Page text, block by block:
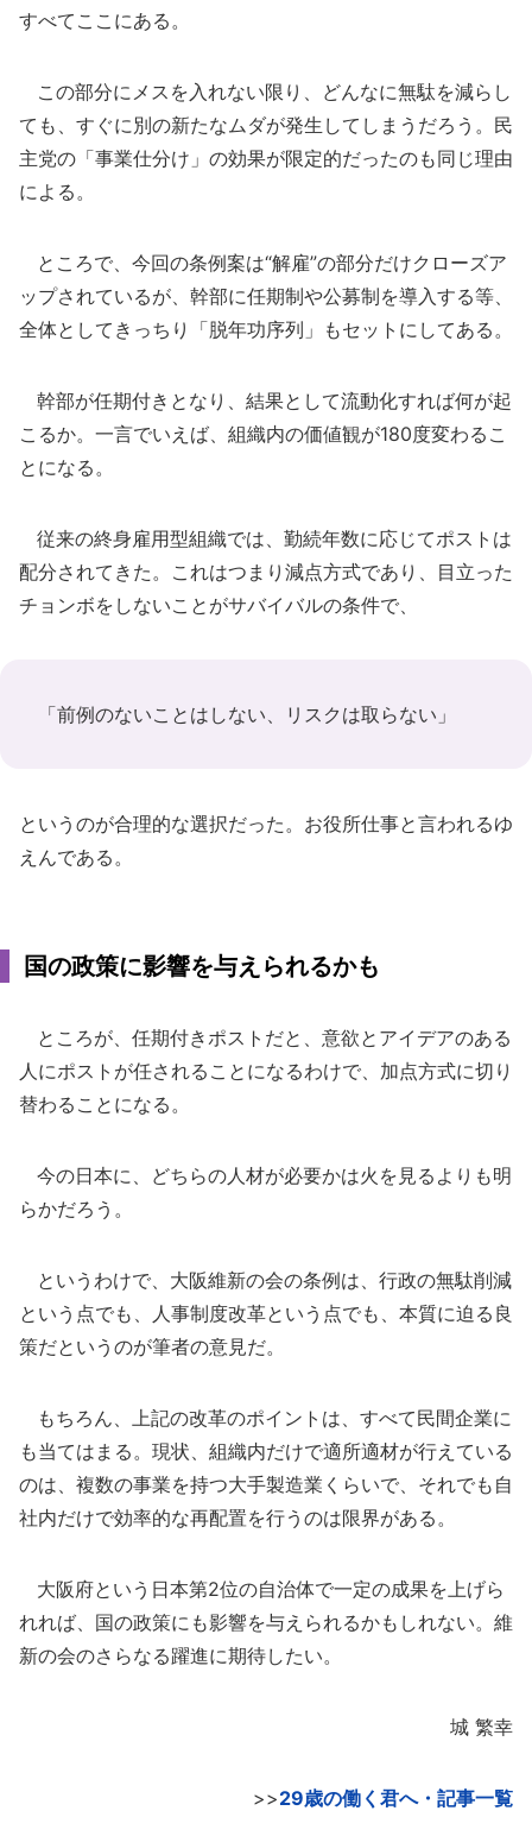
すべてここにある。
この部分にメスを入れない限り、どんなに無駄を減らし
ても、すぐに別の新たなムダが発生してしまうだろう。民
主党の「事業仕分け」の効果が限定的だったのも同じ理由
による。
ところで、今回の条例案は“解雇”の部分だけクローズア
ップされているが、幹部に任期制や公募制を導入する等、
全体としてきっちり「脱年功序列」もセットにしてある。
幹部が任期付きとなり、結果として流動化すれば何が起
こるか。一言でいえば、組織内の価値観が180度変わるこ
とになる。
従来の終身雇用型組織では、勤続年数に応じてポストは
配分されてきた。これはつまり減点方式であり、目立った
チョンボをしないことがサバイバルの条件で、
「前例のないことはしない、リスクは取らない」
というのが合理的な選択だった。お役所仕事と言われるゆ
えんである。
国の政策に影響を与えられるかも
ところが、任期付きポストだと、意欲とアイデアのある
人にポストが任されることになるわけで、加点方式に切り
替わることになる。
今の日本に、どちらの人材が必要かは火を見るよりも明
らかだろう。
というわけで、大阪維新の会の条例は、行政の無駄削減
という点でも、人事制度改革という点でも、本質に迫る良
策だというのが筆者の意見だ。
もちろん、上記の改革のポイントは、すべて民間企業に
も当てはまる。現状、組織内だけで適所適材が行えている
のは、複数の事業を持つ大手製造業くらいで、それでも自
社内だけで効率的な再配置を行うのは限界がある。
大阪府という日本第2位の自治体で一定の成果を上げら
れれば、国の政策にも影響を与えられるかもしれない。維
新の会のさらなる躍進に期待したい。
城 繁幸
>>29歳の働く君へ・記事一覧